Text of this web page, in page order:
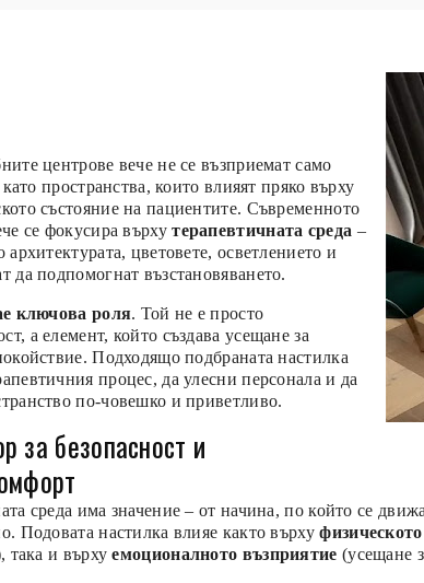
центрове вече не се възприемат само
пространства, които влияят пряко върху
състояние на пациентите. Съвременното
се фокусира върхутерапевтичната среда –
цветовете, осветлението и
да подпомогнат възстановяването.
ключова роля. Той не е просто
а елемент, който създава усещане за
Подходящо подбраната настилка
процес, да улесни персонала и да
по-човешко и приветливо.
за безопасност и
среда има значение – от начина, по който се
Подовата настилка влияе както върху
така и върхуемоционалното възприятие (усещане